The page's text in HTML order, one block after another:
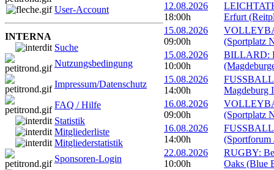
User-Account
INTERNA
Suche
Nutzungsbedingung
Impressum/Datenschutz
FAQ / Hilfe
Statistik
Mitgliederliste
Mitgliederstatistik
Sponsoren-Login
12.08.2026
18:00h
Erfurt
15.08.2026
09:00h
(Sportplatz
15.08.2026
10:00h
BILLARD:
15.08.2026
14:00h
Magdeburg
16.08.2026
09:00h
(Sportplatz
16.08.2026
14:00h
(Sportforum
22.08.2026
10:00h
RUGBY:
Oaks (Blue